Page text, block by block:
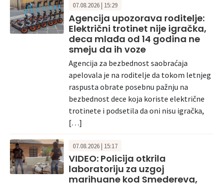
07.08.2026 | 15:29
Agencija upozorava roditelje:
Električni trotinet nije igračka,
deca mlađa od 14 godina ne
smeju da ih voze
Agencija za bezbednost saobraćaja
apelovala je na roditelje da tokom letnjeg
raspusta obrate posebnu pažnju na
bezbednost dece koja koriste električne
trotinete i podsetila da oni nisu igračka,
[…]
07.08.2026 | 15:17
VIDEO: Policija otkrila
laboratoriju za uzgoj
marihuane kod Smedereva,